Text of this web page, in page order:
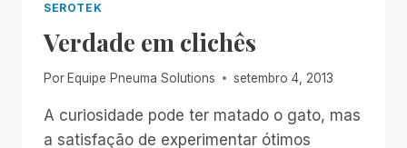
SEROTEK
Verdade em clichês
Por Equipe Pneuma Solutions setembro 4, 2013
A curiosidade pode ter matado o gato, mas
a satisfação de experimentar ótimos